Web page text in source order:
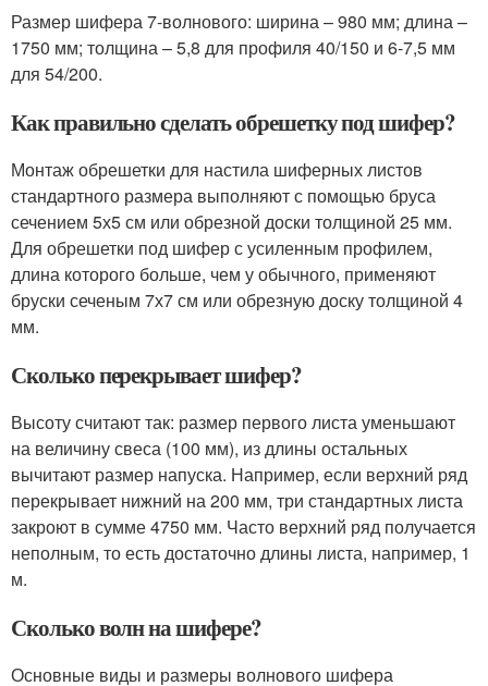
Размер шифера 7-волнового: ширина – 980 мм; длина –
1750 мм; толщина – 5,8 для профиля 40/150 и 6-7,5 мм
для 54/200.
Как правильно сделать обрешетку под шифер?
Монтаж обрешетки для настила шиферных листов
стандартного размера выполняют с помощью бруса
сечением 5х5 см или обрезной доски толщиной 25 мм.
Для обрешетки под шифер с усиленным профилем,
длина которого больше, чем у обычного, применяют
бруски сеченым 7х7 см или обрезную доску толщиной 4
мм.
Сколько перекрывает шифер?
Высоту считают так: размер первого листа уменьшают
на величину свеса (100 мм), из длины остальных
вычитают размер напуска. Например, если верхний ряд
перекрывает нижний на 200 мм, три стандартных листа
закроют в сумме 4750 мм. Часто верхний ряд получается
неполным, то есть достаточно длины листа, например, 1
м.
Сколько волн на шифере?
Основные виды и размеры волнового шифера